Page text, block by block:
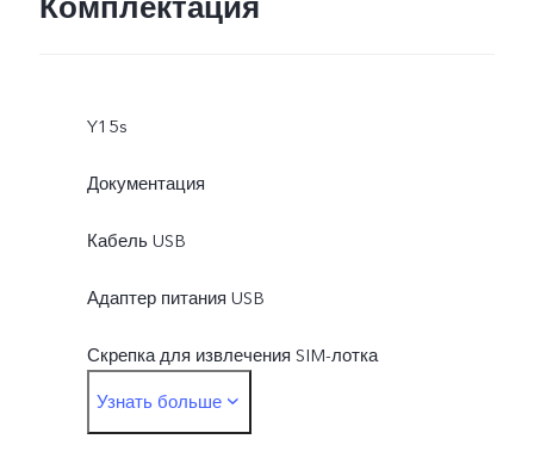
Комплектация
Y15s
Документация
Кабель USB
Адаптер питания USB
Скрепка для извлечения SIM-лотка
Защитный чехол
Узнать больше